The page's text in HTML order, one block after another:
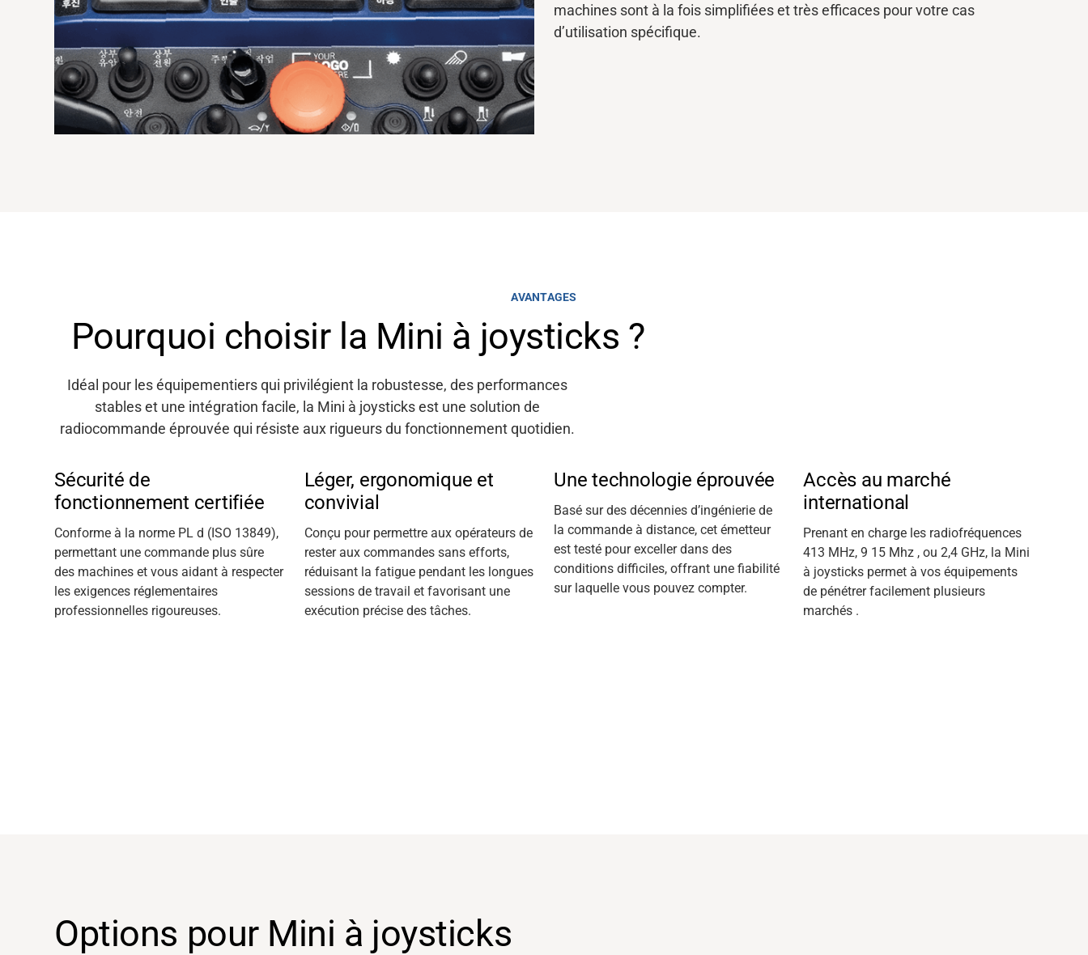
machines sont à la fois simplifiées et très efficaces pour votre cas
d’utilisation spécifique.
AVANTAGES
Pourquoi choisir la Mini à joysticks ?
Idéal pour les équipementiers qui privilégient la robustesse, des performances
stables et une intégration facile, la Mini à joysticks est une solution de
radiocommande éprouvée qui résiste aux rigueurs du fonctionnement quotidien.
Sécurité de
fonctionnement certifiée
Conforme à la norme PL d (ISO 13849),
permettant une commande plus sûre
des machines et vous aidant à respecter
les exigences réglementaires
professionnelles rigoureuses.
Léger, ergonomique et
convivial
Conçu pour permettre aux opérateurs de
rester aux commandes sans efforts,
réduisant la fatigue pendant les longues
sessions de travail et favorisant une
exécution précise des tâches.
Une technologie éprouvée
Basé sur des décennies d’ingénierie de
la commande à distance, cet émetteur
est testé pour exceller dans des
conditions difficiles, offrant une fiabilité
sur laquelle vous pouvez compter.
Accès au marché
international
Prenant en charge les radiofréquences
413 MHz, 9 15 Mhz , ou 2,4 GHz, la Mini
à joysticks permet à vos équipements
de pénétrer facilement plusieurs
marchés .
Options pour Mini à joysticks